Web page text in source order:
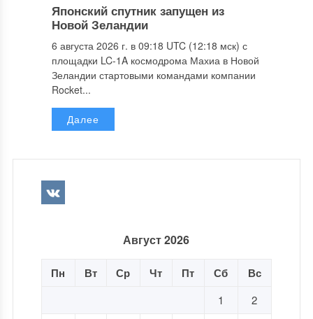
Японский спутник запущен из
Новой Зеландии
6 августа 2026 г. в 09:18 UTC (12:18 мск) с
площадки LC-1A космодрома Махиа в Новой
Зеландии стартовыми командами компании
Rocket...
Далее
Август 2026
Пн Вт Ср Чт Пт Сб Вс
1
2